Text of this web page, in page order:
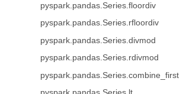
pyspark.pandas.Series.floordiv
pyspark.pandas.Series.rfloordiv
pyspark.pandas.Series.divmod
pyspark.pandas.Series.rdivmod
pyspark.pandas.Series.combine_first